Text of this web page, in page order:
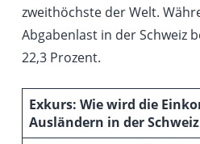
zweithöchste der Welt.
Abgabenlast in der Schweiz
22,3 Prozent.
Exkurs: Wie wird die
Ausländern in der